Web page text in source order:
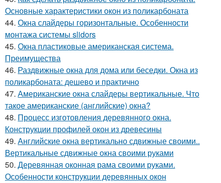
Основные характеристики окон из поликарбоната
44. Окна слайдеры горизонтальные. Особенности
монтажа системы slidors
45. Окна пластиковые американская система.
Преимущества
46. Раздвижные окна для дома или беседки. Окна из
поликарбоната: дешево и практично
47. Американские окна слайдеры вертикальные. Что
такое американские (английские) окна?
48. Процесс изготовления деревянного окна.
Конструкции профилей окон из древесины
49. Английские окна вертикально сдвижные своими..
Вертикальные сдвижные окна своими руками
50. Деревянная оконная рама своими руками.
Особенности конструкции деревянных окон